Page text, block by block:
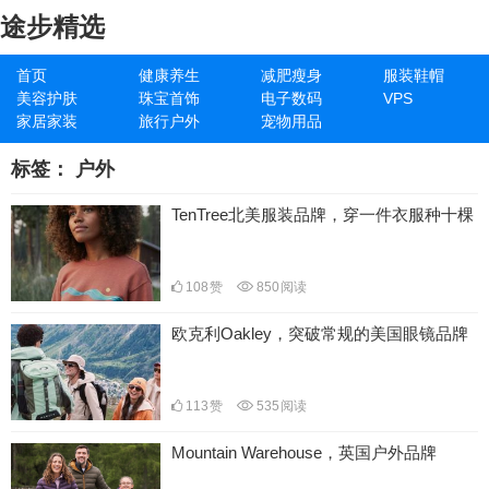
途步精选
首页 健康养生 减肥瘦身
服装鞋帽
美容护肤
珠宝首饰 电子数码
VPS
家居家装
旅行户外 宠物用品
标签： 户外
TenTree北美服装品牌，穿一件衣服种十棵
108赞 850 阅读
欧克利Oakley，突破常规的美国眼镜品牌
113赞 535 阅读
Mountain Warehouse，英国户外品牌